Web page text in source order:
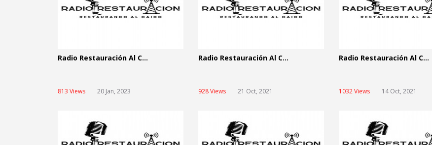
Radio Restauración Al C...
813 Views 20 Jan, 2023
Radio Restauración Al C...
928 Views 21 Oct, 2021
Radio Restauración Al C...
1032 Views 14 Oct, 2021